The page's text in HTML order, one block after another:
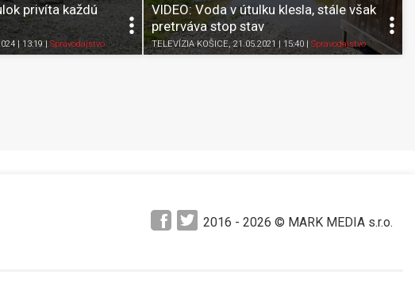
Pozrieť neskôr
K obľúbeným
privíta každú
| 13:19| Spravodajstvo Pozrieť neskôr
K obľúbeným
Zdieľať
VIDEO: Voda v útulku klesla, stále však
pretrváva stop stav
TELEVÍZIA KOŠICE, 21.05.2021 | 15:40| Spravodajstvo
2016 - 2026 © MARK MEDIA s.r.o.